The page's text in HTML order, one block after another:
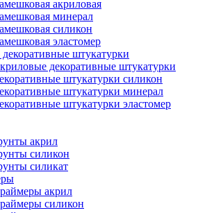
акриловая
минерал
силикон
эластомер
штукатурки
декоративные штукатурки
штукатурки силикон
штукатурки минерал
штукатурки эластомер
акрил
силикон
силикат
акрил
силикон